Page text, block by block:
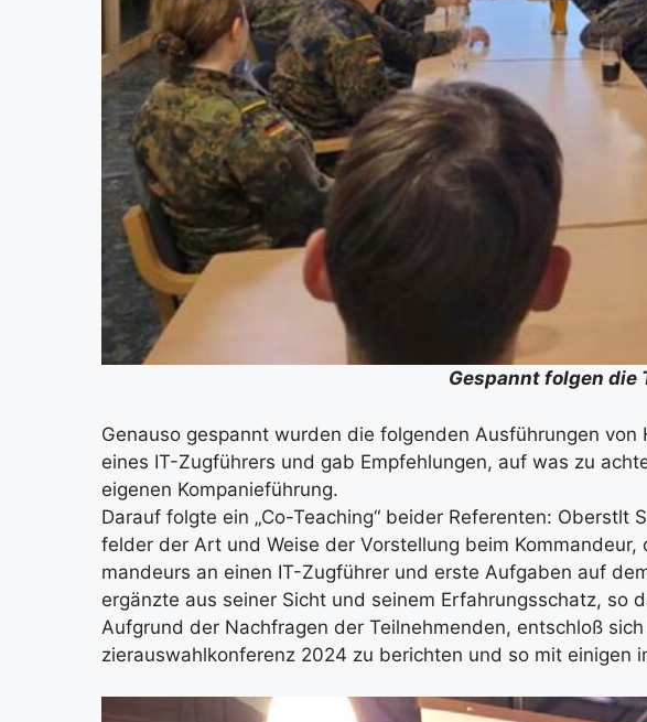
Gespannt fol­gen die
Genau­so gespannt wur­den die fol­gen­den Aus­füh­run­gen
eines IT-Zug­füh­rers und gab Emp­feh­lun­gen, auf was zu
eige­nen Kom­pa­nie­füh­rung.
Dar­auf folg­te ein „Co-Tea­ching“ bei­der Refe­ren­ten:
fel­der der Art und Wei­se der Vor­stel­lung beim
man­deurs an einen IT-Zug­füh­rer und ers­te Auf­ga­ben auf
ergänz­te aus sei­ner Sicht und sei­nem Erfah­rungs­schatz,
Auf­grund der Nach­fra­gen der Teil­neh­men­den, ent­schloß
zier­aus­wahl­kon­fe­renz 2024 zu berich­ten und so mit eini­gen